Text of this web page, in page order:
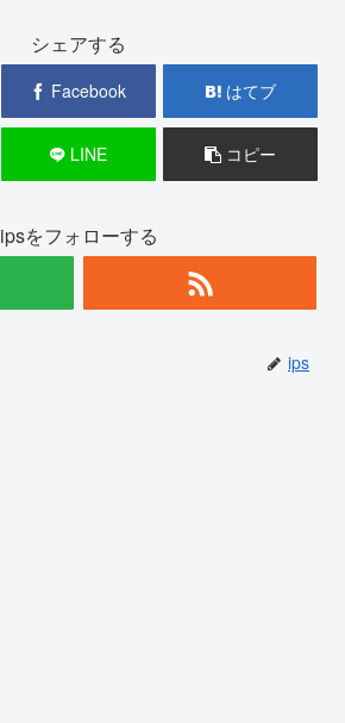
シェアする
Facebook はてブ
LINE コピー
ipsをフォローする
ips